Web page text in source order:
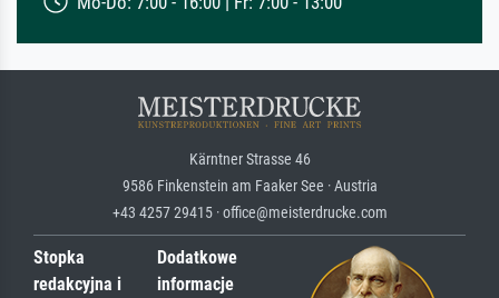
Kärntner Strasse 46
9586 Finkenstein am Faaker See · Austria
+43 4257 29415 · office@meisterdrucke.com
Stopka
redakcyjna i
Dodatkowe
informacje